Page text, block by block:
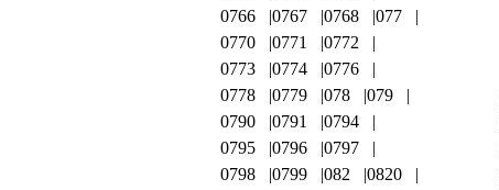
0766
0767 0768
077
0770
0771
0772
0773
0774
0776
0778
0779 078
079
0790
0791
0794
0795
0796
0797
0798
0799 082
0820